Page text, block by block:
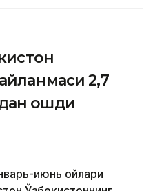
2,7
ошди
июнь ойлари